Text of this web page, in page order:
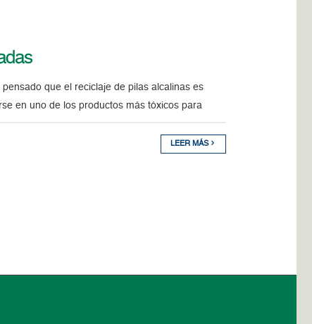
que el reciclaje de pilas alcalinas es
en uno de los productos más tóxicos para
LEER MÁS